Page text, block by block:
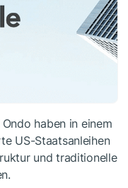
haben in einem
US-Staatsanleihen
und traditionelle